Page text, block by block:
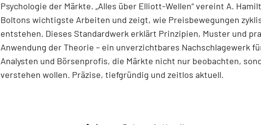
Psychologie der Märkte. „Alles über Elliott-Wellen“ vereint A.
Boltons wichtigste Arbeiten und zeigt, wie Preisbewegungen
entstehen. Dieses Standardwerk erklärt Prinzipien, Muster und
Anwendung der Theorie – ein unverzichtbares Nachschlagewerk
Analysten und Börsenprofis, die Märkte nicht nur beobachten,
verstehen wollen. Präzise, tiefgründig und zeitlos aktuell.